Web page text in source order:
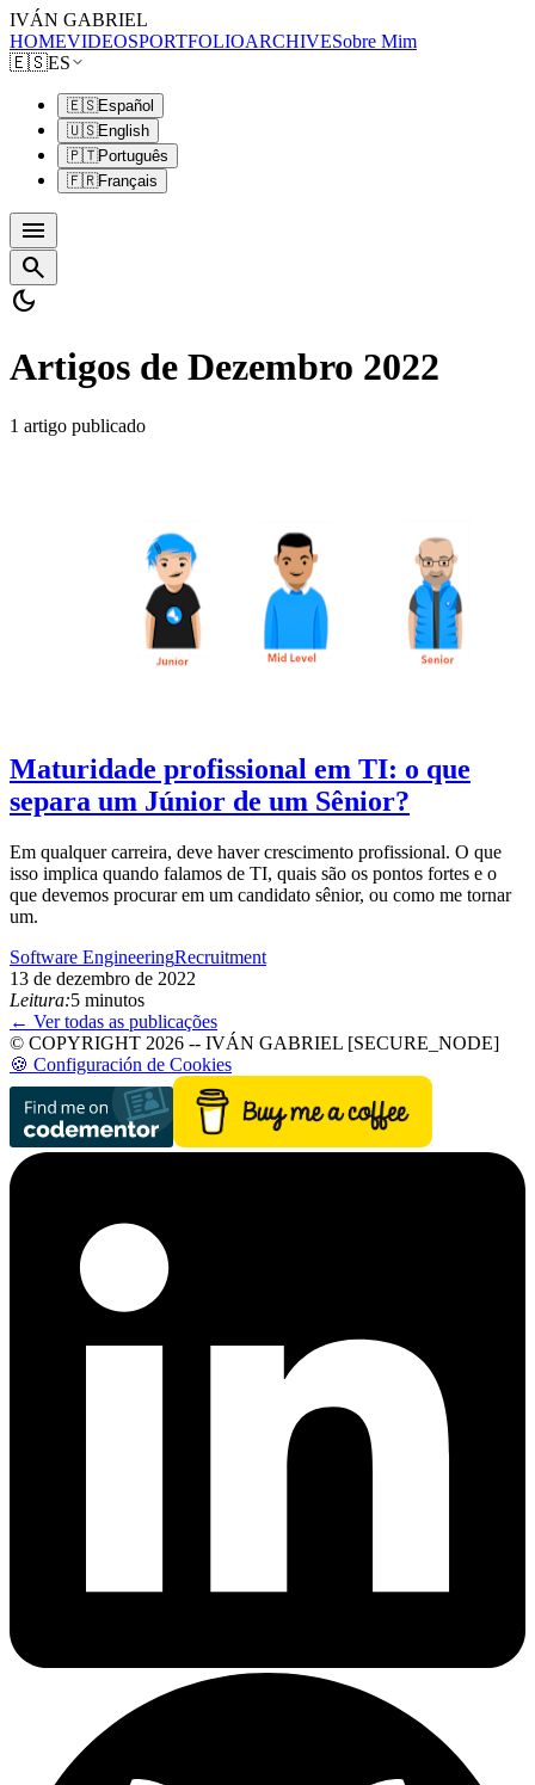
IVÁN GABRIEL
HOMEVIDEOSPORTFOLIOARCHIVESobre Mim
🇪🇸ES
🇪🇸Español
🇺🇸English
🇵🇹Português
🇫🇷Français
menu
search
dark_mode
Artigos de Dezembro 2022
1 artigo publicado
Maturidade profissional em TI: o que
separa um Júnior de um Sênior?
Em qualquer carreira, deve haver crescimento profissional. O que
isso implica quando falamos de TI, quais são os pontos fortes e o
que devemos procurar em um candidato sênior, ou como me tornar
um.
Software EngineeringRecruitment
13 de dezembro de 2022
Leitura:5 minutos
← Ver todas as publicações
© COPYRIGHT 2026 -- IVÁN GABRIEL [SECURE_NODE]
🍪 Configuración de Cookies